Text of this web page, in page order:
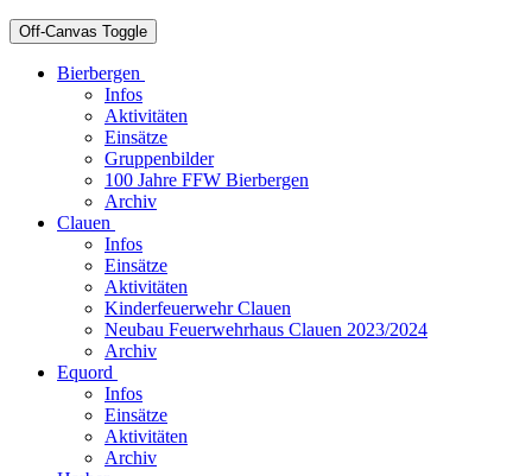
Off-Canvas Toggle
Bierbergen
Infos
Aktivitäten
Einsätze
Gruppenbilder
100 Jahre FFW Bierbergen
Archiv
Clauen
Infos
Einsätze
Aktivitäten
Kinderfeuerwehr Clauen
Neubau Feuerwehrhaus Clauen 2023/2024
Archiv
Equord
Infos
Einsätze
Aktivitäten
Archiv